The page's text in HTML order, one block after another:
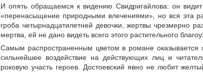
И опять обращаемся к видению Свидригайлова: он
«перенасыщение природными влечениями», но вся эта
гроба четырнадцатилетней девочки, жертвы чрезмерно
мертва, ей не дано видеть всего этого растительного
Самым распространенным цветом в романе оказывается
сильнейшее воздействие на действующих лиц и
роковую участь героев. Достоевский явно не любит